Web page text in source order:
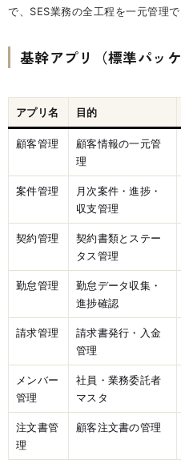
で、SES業務の全工程を一元管理で
基幹アプリ（標準パッケ
アプリ名 目的
顧客管理
顧客情報の一元管
理
案件管理
月次案件・進捗・
収支管理
契約管理
契約書類とステー
タス管理
勤怠管理
勤怠データ収集・
進捗確認
請求管理
請求書発行・入金
管理
メンバー
管理
社員・業務委託者
マスタ
注文書管
理
顧客注文書の管理